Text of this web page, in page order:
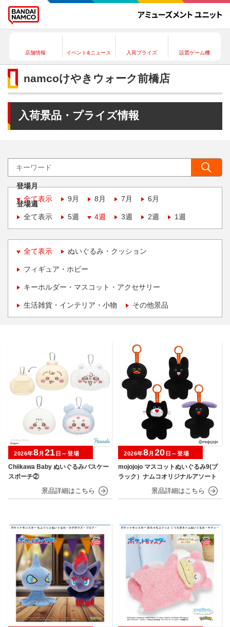
店舗情報 イベント&ニュース 入荷プライズ 設置ゲーム機
namcoけやきウォーク前橋店
入荷景品・プライズ情報
登場月
全て表示
9月 8月 7月 6月
登場週
全て表示
5週 4週 3週 2週 1週
全て表示 ぬいぐるみ・クッション
フィギュア・ホビー
キーホルダー・マスコット・アクセサリー
生活雑貨・インテリア・小物 その他景品
Chiikawa Baby ぬいぐるみパスケー
スポーチ②
2026年8月 21 日～登場
mojojojo マスコットぬいぐるみ9(ブ
ラック）ナムコオリジナルアソート
2026年8月 20 日～登場